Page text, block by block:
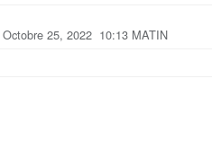
Octobre 25, 2022 10:13 MATIN